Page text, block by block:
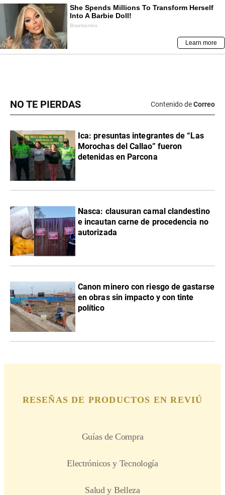
NO TE PIERDAS Contenido deCorreo
Ica: presuntas integrantes de “Las
Morochas del Callao” fueron
detenidas en Parcona
Nasca: clausuran camal clandestino
e incautan carne de procedencia no
autorizada
Canon minero con riesgo de gastarse
en obras sin impacto y con tinte
político